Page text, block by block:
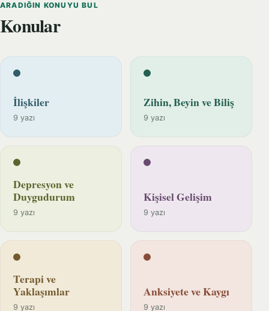
ARADIĞIN KONUYU BUL
Konular
İlişkiler
9 yazı
Zihin, Beyin ve Biliş
9 yazı
Depresyon ve
Duygudurum
9 yazı
Kişisel Gelişim
9 yazı
Terapi ve
Yaklaşımlar
9 yazı
Anksiyete ve Kaygı
9 yazı